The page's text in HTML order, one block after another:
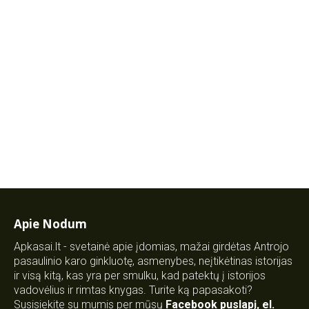
Apie Nodum
Apkasai.lt - svetainė apie įdomias, mažai girdėtas Antrojo
pasaulinio karo ginkluotę, asmenybes, neįtikėtinas istorijas
ir visą kitą, kas yra per smulku, kad patektų į istorijos
vadovėlius ir rimtas knygas. Turite ką papasakoti?
Susisiekite su mumis per mūsų Facebook puslapį, el.